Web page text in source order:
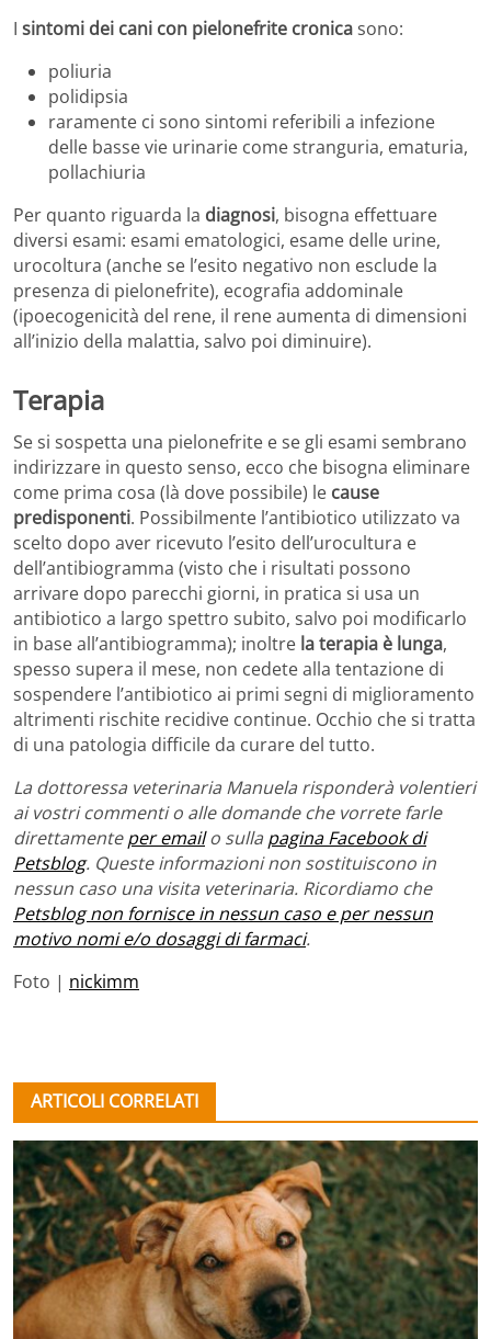
I sintomi dei cani con pielonefrite cronicasono:
poliuria
polidipsia
raramente ci sono sintomi referibili a infezione
delle basse vie urinarie come stranguria, ematuria,
pollachiuria
Per quanto riguarda la diagnosi, bisogna effettuare
diversi esami: esami ematologici, esame delle urine,
urocoltura (anche se l’esito negativo non esclude la
presenza di pielonefrite), ecografia addominale
(ipoecogenicità del rene, il rene aumenta di dimensioni
all’inizio della malattia, salvo poi diminuire).
Terapia
Se si sospetta una pielonefrite e se gli esami sembrano
indirizzare in questo senso, ecco che bisogna eliminare
come prima cosa (là dove possibile) le cause
predisponenti. Possibilmente l’antibiotico utilizzato va
scelto dopo aver ricevuto l’esito dell’urocultura e
dell’antibiogramma (visto che i risultati possono
arrivare dopo parecchi giorni, in pratica si usa un
antibiotico a largo spettro subito, salvo poi modificarlo
in base all’antibiogramma); inoltre la terapia è lunga,
spesso supera il mese, non cedete alla tentazione di
sospendere l’antibiotico ai primi segni di miglioramento
altrimenti rischite recidive continue. Occhio che si tratta
di una patologia difficile da curare del tutto.
La dottoressa veterinaria Manuela risponderà volentieri
ai vostri commenti o alle domande che vorrete farle
direttamenteper emailo sulla pagina Facebook di
Petsblog. Queste informazioni non sostituiscono in
nessun caso una visita veterinaria. Ricordiamo che
Petsblog non fornisce in nessun caso e per nessun
motivo nomi e/o dosaggi di farmaci.
Foto | nickimm
ARTICOLI CORRELATI